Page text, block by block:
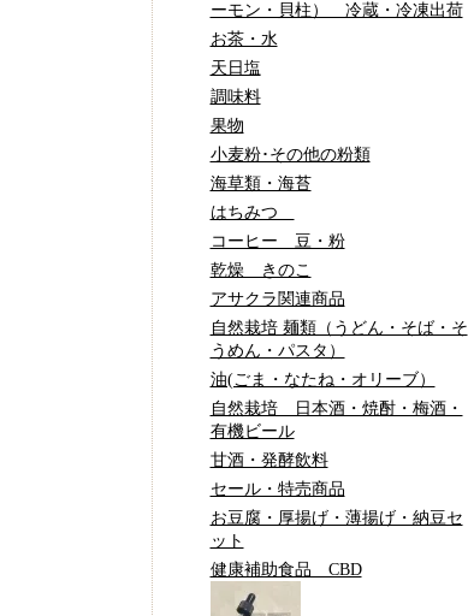
ーモン・貝柱） 冷蔵・冷凍出荷
お茶・水
天日塩
調味料
果物
小麦粉･その他の粉類
海草類・海苔
はちみつ
コーヒー 豆・粉
乾燥 きのこ
アサクラ関連商品
自然栽培 麺類（うどん・そば・そ
うめん・パスタ）
油(ごま・なたね・オリーブ）
自然栽培 日本酒・焼酎・梅酒・
有機ビール
甘酒・発酵飲料
セール・特売商品
お豆腐・厚揚げ・薄揚げ・納豆セ
ット
健康補助食品 CBD